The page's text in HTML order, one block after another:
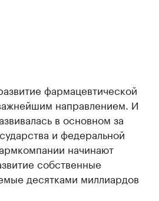
фармацевтической
направлением. И
в основном за
и федеральной
начинают
собственные
десятками миллиардов